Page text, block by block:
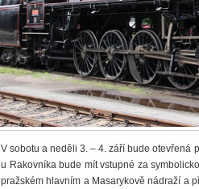
V sobotu a neděli 3. – 4. září bude otevřená
u Rakovníka bude mít vstupné za
pražském hlavním a Masarykově nádraží a